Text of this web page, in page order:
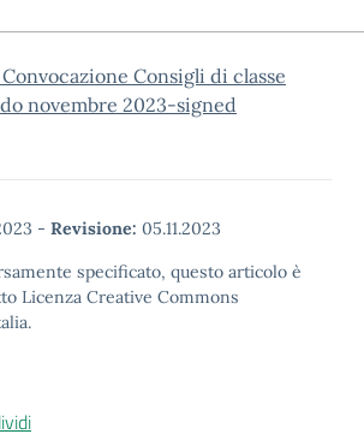
Consigli di classe
novembre 2023-signed
- Revisione: 05.11.2023
specificato, questo articolo è
Licenza Creative Commons